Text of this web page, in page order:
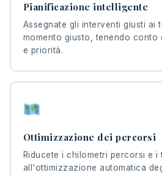
Pianificazione intelligente
Assegnate gli interventi giusti ai
momento giusto, tenendo conto
e priorità.
Ottimizzazione dei percorsi
Riducete i chilometri percorsi e i
all'ottimizzazione automatica